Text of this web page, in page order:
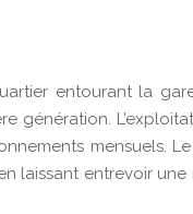
entourant la
génération.
mensuels.
laissant entrevoir